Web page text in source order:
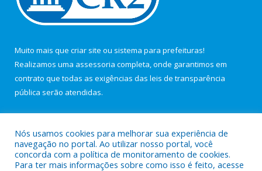
Muito mais que criar site ou sistema para prefeituras!
Realizamos uma assessoria completa, onde garantimos em
contrato que todas as exigências das leis de transparência
pública serão atendidas.
Nós usamos cookies para melhorar sua experiência de
navegação no portal. Ao utilizar nosso portal, você
concorda com a política de monitoramento de cookies.
Para ter mais informações sobre como isso é feito, acesse